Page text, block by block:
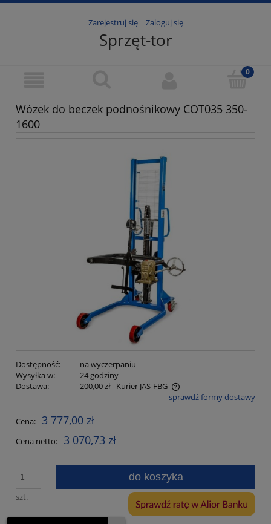
Zarejestruj się Zaloguj się
Sprzęt-tor
Wózek do beczek podnośnikowy COT035 350-
1600
Dostępność:
na wyczerpaniu
Wysyłka w:
24 godziny
Dostawa:
200,00 zł- Kurier JAS-FBG
Cena nie zawiera ewentualnych kosztów płatnościsprawdź formy dostawy
Cena: 3 777,00 zł
Cena netto: 3 070,73 zł
szt.
do koszyka